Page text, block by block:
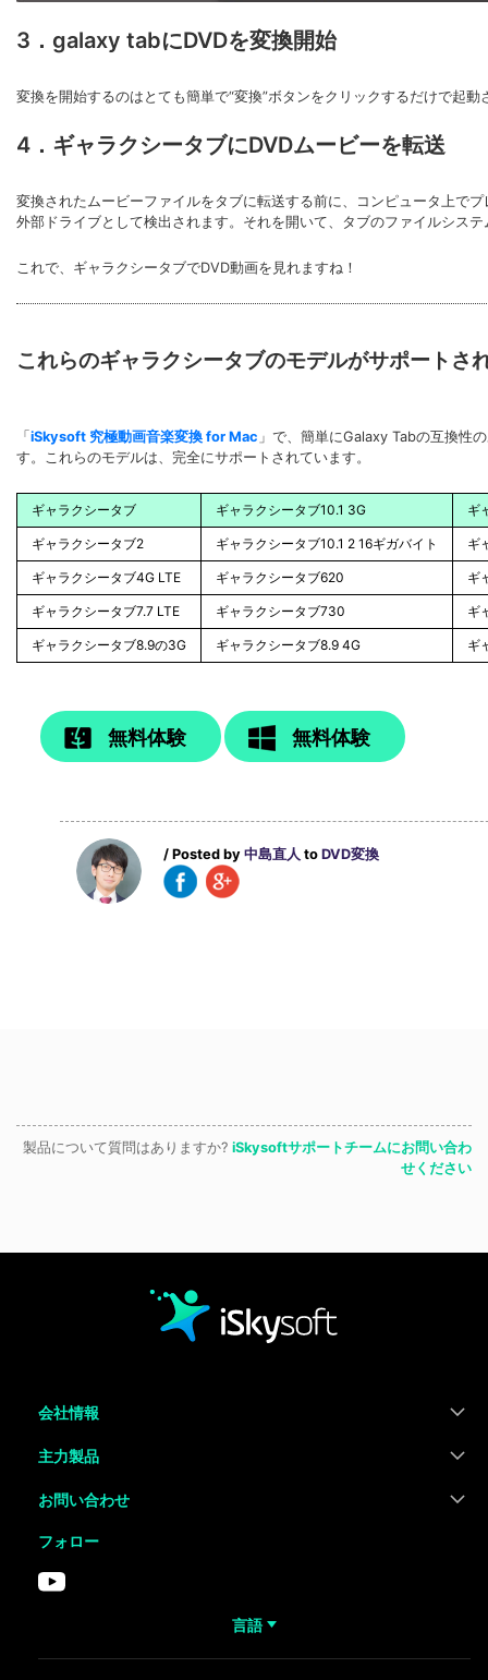
3．galaxy tabにDVDを変換開始
変換を開始するのはとても簡単で“変換”ボタンをクリックするだけで起
4．ギャラクシータブにDVDムービーを転送
変換されたムービーファイルをタブに転送する前に、コンピュータ上で
外部ドライブとして検出されます。それを開いて、タブのファイルシス
これで、ギャラクシータブでDVD動画を見れますね！
これらのギャラクシータブのモデルがサポートさ
「 iSkysoft 究極動画音楽変換 for Mac 」で、簡単にGalaxy Tabの互換性
す。これらのモデルは、完全にサポートされています。
ギャラクシータブ ギャラクシータブ10.1 3G ギ
ギャラクシータブ2 ギャラクシータブ10.1 2 16ギガバイト ギ
ギャラクシータブ4G LTE ギャラクシータブ620 ギ
ギャラクシータブ7.7 LTE ギャラクシータブ730 ギ
ギャラクシータブ8.9の3G ギャラクシータブ8.9 4G ギ
無料体験 無料体験
/ Posted by 中島直人 to DVD変換
製品について質問はありますか? iSkysoftサポートチームにお問い合わ
せください
会社情報
主力製品
お問い合わせ
フォロー
言語